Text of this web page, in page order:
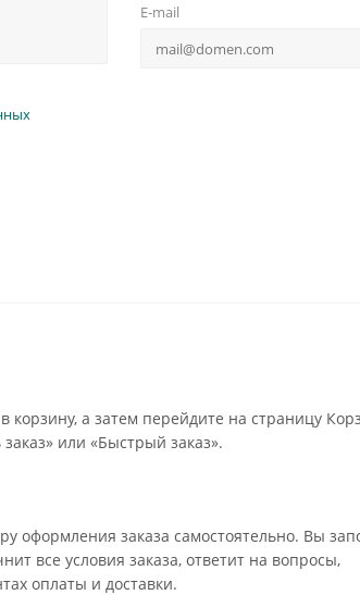
E-mail
а затем перейдите на страницу
или «Быстрый заказ».
оформления заказа самостоятельно. Вы
все условия заказа, ответит на вопросы,
оплаты и доставки.